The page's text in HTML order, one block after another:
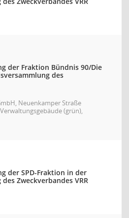
der Fraktion Bündnis 90/Die
des
Neuenkamper Straße
(grün),
der SPD-Fraktion in der
Zweckverbandes VRR